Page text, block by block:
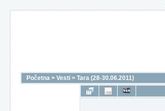
Početna > Vesti > Tara (28-30.06.2011)